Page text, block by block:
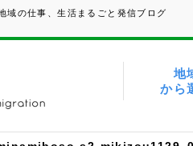
域の仕事、生活まるごと発信ブログ
地
から